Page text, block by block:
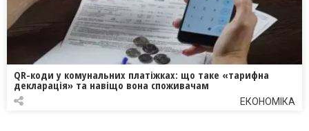
QR-коди у комунальних платіжках: що таке «тарифна
декларація» та навіщо вона споживачам
ЕКОНОМІКА